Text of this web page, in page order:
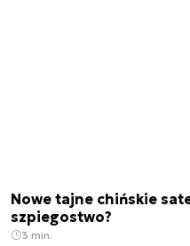
Nowe tajne chińskie
szpiegostwo?
3 min.